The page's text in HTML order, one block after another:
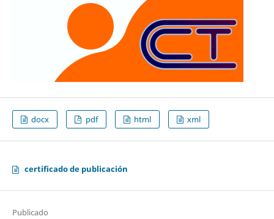
docx pdf html xml
certificado de publicación
Publicado